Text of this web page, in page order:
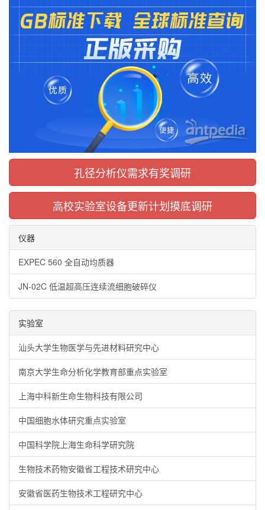
孔径分析仪需求有奖调研
高校实验室设备更新计划摸底调研
仪器
EXPEC 560 全自动均质器
JN-02C 低温超高压连续流细胞破碎仪
实验室
汕头大学生物医学与先进材料研究中心
南京大学生命分析化学教育部重点实验室
上海中科新生命生物科技有限公司
中国细胞水体研究重点实验室
中国科学院上海生命科学研究院
生物技术药物安徽省工程技术研究中心
安徽省医药生物技术工程研究中心